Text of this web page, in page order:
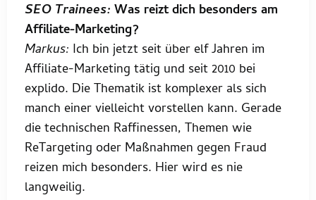
SEO Trainees: Was reizt dich besonders am
Affiliate-Marketing?
Markus: Ich bin jetzt seit über elf Jahren im
Affiliate-Marketing tätig und seit 2010 bei
explido. Die Thematik ist komplexer als sich
manch einer vielleicht vorstellen kann. Gerade
die technischen Raffinessen, Themen wie
ReTargeting oder Maßnahmen gegen Fraud
reizen mich besonders. Hier wird es nie
langweilig.